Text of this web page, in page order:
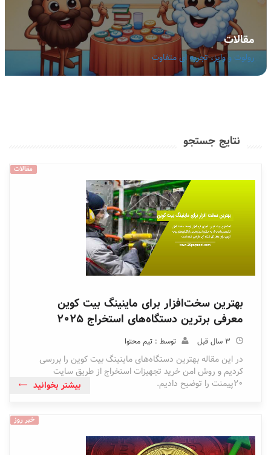
مقالات
رولوت و وایز، تجربه ای متفاوت
نتایج جستجو
مقالات
بهترین سخت‌افزار برای ماینینگ بیت کوین
معرفی برترین دستگاه‌های استخراج ۲۰۲۵
3 سال قبل توسط : تیم محتوا
در این مقاله بهترین دستگاه‌های ماینینگ بیت کوین را بررسی
کردیم و روش امن خرید تجهیزات استخراج از طریق سایت
20پیمنت را توضیح دادیم.
بیشتر بخوانید
خبر روز